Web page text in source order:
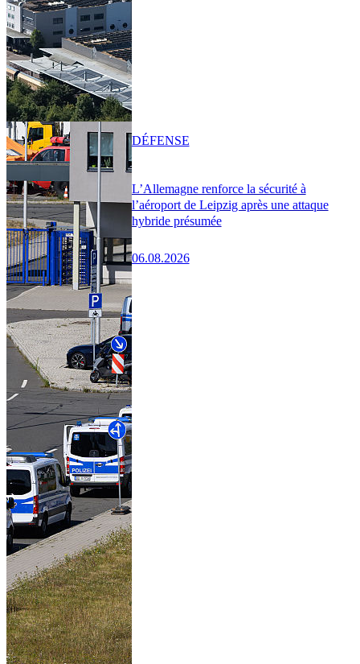
L’Allemagne renforce la sécurité à
l’aéroport de Leipzig après une attaque
hybride présumée
06.08.2026
DÉFENSE